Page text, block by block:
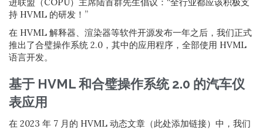
持 HVML 的研发！”
在 HVML 解释器、渲染器等软件开源发布一年之后，我们正式
推出了合璧操作系统 2.0，其中的应用程序，全部使用 HVML
语言开发。
基于 HVML 和合璧操作系统 2.0 的汽车仪
表应用
在 2023 年 7 月的 HVML 动态文章（此处添加链接）中，我们